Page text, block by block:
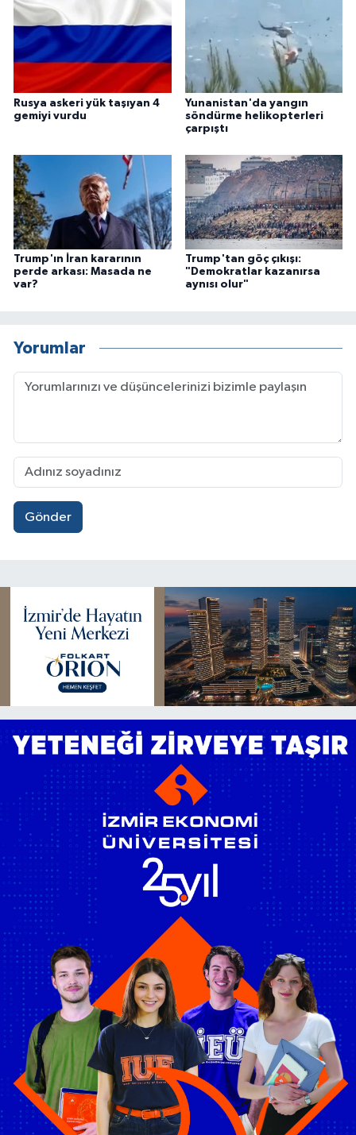
Rusya askeri yük taşıyan 4
gemiyi vurdu
Yunanistan'da yangın
söndürme helikopterleri
çarpıştı
Trump'ın İran kararının
perde arkası: Masada ne
var?
Trump'tan göç çıkışı:
"Demokratlar kazanırsa
aynısı olur"
Yorumlar
Gönder